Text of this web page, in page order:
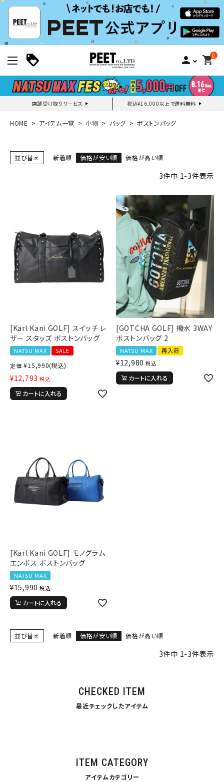
person 0
shopping_cart
店舗受け取りサービス 税込¥16,000以上で送料無料
新規会員登録｜ログイン
ご利用ガイド
HOME アイテム一覧 小物 バッグ ボストンバッグ
並び替え 新着順 価格が安い順 価格が高い順
3件中 1-3件表示
[Karl Kani GOLF] スイッチ レ
ザー スタッズ ボストンバッグ
NATSU MAX
SALE
定価 ¥15,990(税込)
¥12,793 税込
カートに入れる
[GOTCHA GOLF] 撥水 3WAY
ボストンバッグ 2
NATSU MAX 再入荷
¥12,980 税込
カートに入れる
[Karl Kani GOLF] モノグラム
エンボス ボストンバッグ
NATSU MAX
¥15,990 税込
カートに入れる
並び替え 新着順 価格が安い順 価格が高い順
3件中 1-3件表示
CHECKED ITEM
最近チェックしたアイテム
ITEM CATEGORY
アイテムカテゴリー